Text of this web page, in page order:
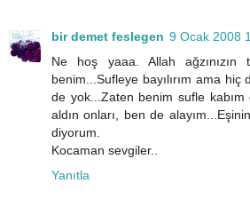
bir demet feslegen 9 Ocak 2008
Ne hoş yaaa. Allah ağzınızın
benim...Sufleye bayılırım ama
de yok...Zaten benim sufle
aldın onları, ben de
diyorum.
Kocaman sevgiler..
Yanıtla